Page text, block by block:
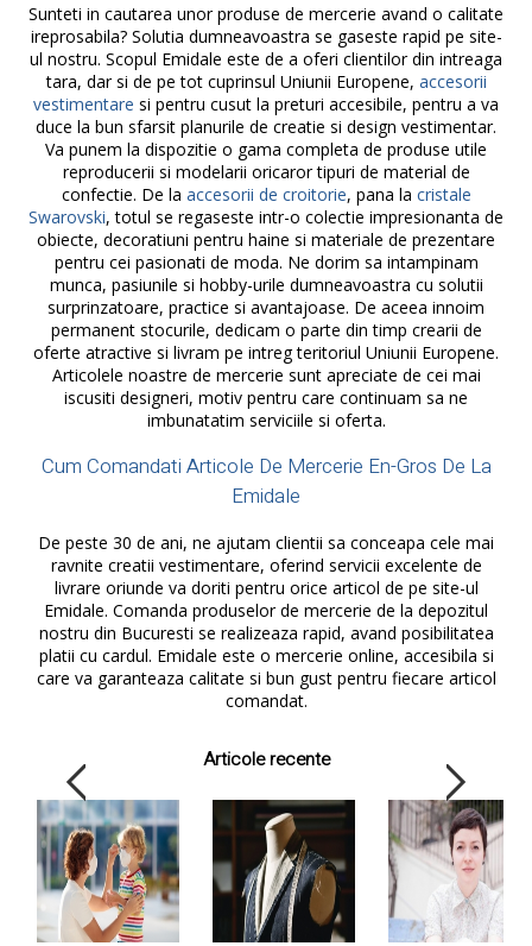
Sunteti in cautarea unor produse de mercerie avand o calitate
ireprosabila? Solutia dumneavoastra se gaseste rapid pe site-
ul nostru. Scopul Emidale este de a oferi clientilor din intreaga
tara, dar si de pe tot cuprinsul Uniunii Europene, accesorii
vestimentare si pentru cusut la preturi accesibile, pentru a va
duce la bun sfarsit planurile de creatie si design vestimentar.
Va punem la dispozitie o gama completa de produse utile
reproducerii si modelarii oricaror tipuri de material de
confectie. De la accesorii de croitorie, pana la cristale
Swarovski, totul se regaseste intr-o colectie impresionanta de
obiecte, decoratiuni pentru haine si materiale de prezentare
pentru cei pasionati de moda. Ne dorim sa intampinam
munca, pasiunile si hobby-urile dumneavoastra cu solutii
surprinzatoare, practice si avantajoase. De aceea innoim
permanent stocurile, dedicam o parte din timp crearii de
oferte atractive si livram pe intreg teritoriul Uniunii Europene.
Articolele noastre de mercerie sunt apreciate de cei mai
iscusiti designeri, motiv pentru care continuam sa ne
imbunatatim serviciile si oferta.
Cum Comandati Articole De Mercerie En-Gros De La
Emidale
De peste 30 de ani, ne ajutam clientii sa conceapa cele mai
ravnite creatii vestimentare, oferind servicii excelente de
livrare oriunde va doriti pentru orice articol de pe site-ul
Emidale. Comanda produselor de mercerie de la depozitul
nostru din Bucuresti se realizeaza rapid, avand posibilitatea
platii cu cardul. Emidale este o mercerie online, accesibila si
care va garanteaza calitate si bun gust pentru fiecare articol
comandat.
Articole recente